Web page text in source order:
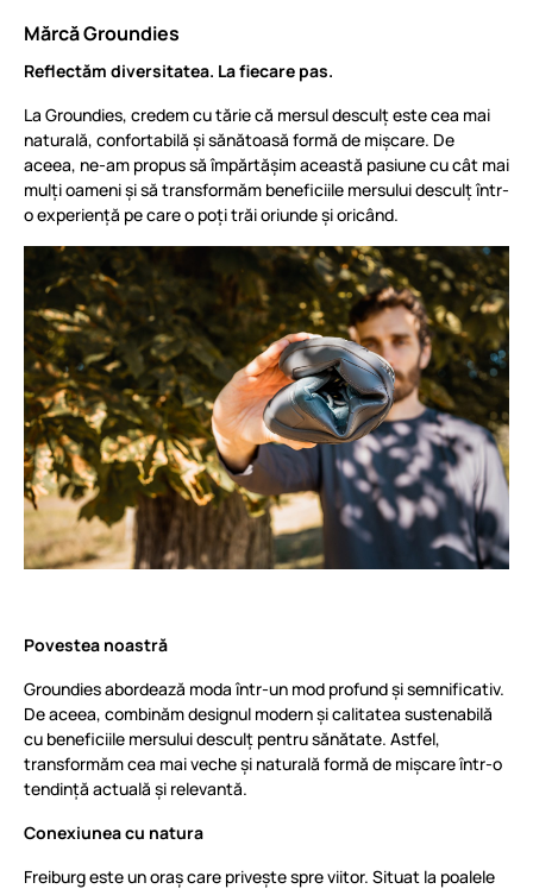
Mărcă Groundies
Reflectăm diversitatea. La fiecare pas.
La Groundies, credem cu tărie că mersul desculț este cea mai
naturală, confortabilă și sănătoasă formă de mișcare. De
aceea, ne-am propus să împărtășim această pasiune cu cât mai
mulți oameni și să transformăm beneficiile mersului desculț într-
o experiență pe care o poți trăi oriunde și oricând.
Povestea noastră
Groundies abordează moda într-un mod profund și semnificativ.
De aceea, combinăm designul modern și calitatea sustenabilă
cu beneficiile mersului desculț pentru sănătate. Astfel,
transformăm cea mai veche și naturală formă de mișcare într-o
tendință actuală și relevantă.
Conexiunea cu natura
Freiburg este un oraș care privește spre viitor. Situat la poalele